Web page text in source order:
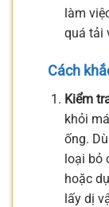
làm
quá tải
Cách
Kiểm
khỏi
ống.
loại bỏ
hoặc
lấy dị